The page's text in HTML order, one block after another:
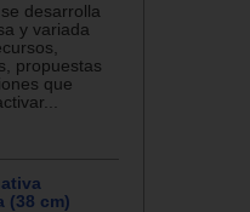
desarrolla
y variada
propuestas
que
(38 cm)